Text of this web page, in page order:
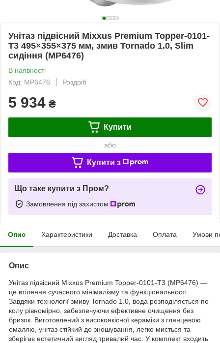
Унітаз підвісний Mixxus Premium Topper-0101-
T3 495×355×375 мм, змив Tornado 1.0, Slim
сидіння (MP6476)
В наявності
Код: MP6476
Роздріб
5 934 ₴
Купити
або
Купити з
Що таке купити з Пром?
Замовлення під захистом
Опис Характеристики Доставка Оплата Умови
Опис
Унітаз підвісний Mixxus Premium Topper-0101-T3 (MP6476) —
це втілення сучасного мінімалізму та функціональності.
Завдяки технології змиву Tornado 1.0, вода розподіляється по
колу рівномірно, забезпечуючи ефективне очищення без
бризок. Виготовлений з високоякісної кераміки з глянцевою
емаллю, унітаз стійкий до зношування, легко миється та
зберігає естетичний вигляд тривалий час. У комплект входить